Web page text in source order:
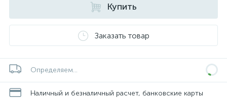
Купить
Заказать товар
Определяем...
Наличный и безналичный расчет, банковские карты